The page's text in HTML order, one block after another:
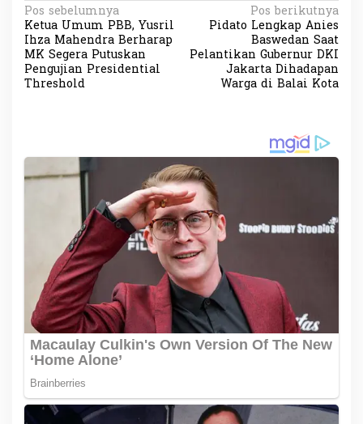
N
a
v
i
s
i
Pos sebelumnya
Ketua Umum PBB, Yusril
Ihza Mahendra Berharap
MK Segera Putuskan
Pengujian Presidential
Threshold
Pos berikutnya
Pidato Lengkap Anies
Baswedan Saat
Pelantikan Gubernur DKI
Jakarta Dihadapan
Warga di Balai Kota